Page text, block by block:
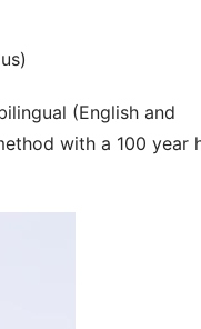
(English and
with a 100 year